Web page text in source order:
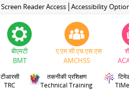
Screen Reader Access Accessibility
बीएमटी
BMT
ए.एम.सी.एच.एस.एस
AMCHSS
टीआरसी
TRC
तकनीकी प्रशिक्षण
Technical Training